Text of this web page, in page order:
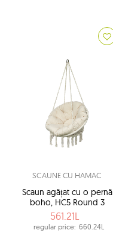
SCAUNE CU HAMAC
Scaun agățat cu o pernă
boho, HC5 Round 3
561.21L
regular price: 660.24L